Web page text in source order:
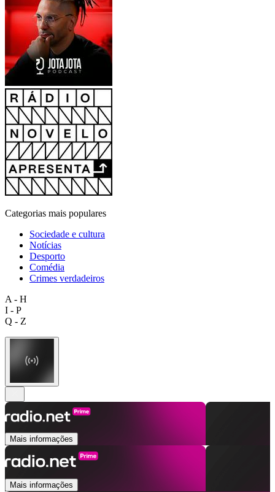
Categorias mais populares
Sociedade e cultura
Notícias
Desporto
Comédia
Crimes verdadeiros
A - H
I - P
Q - Z
Mais informações
Mais informações